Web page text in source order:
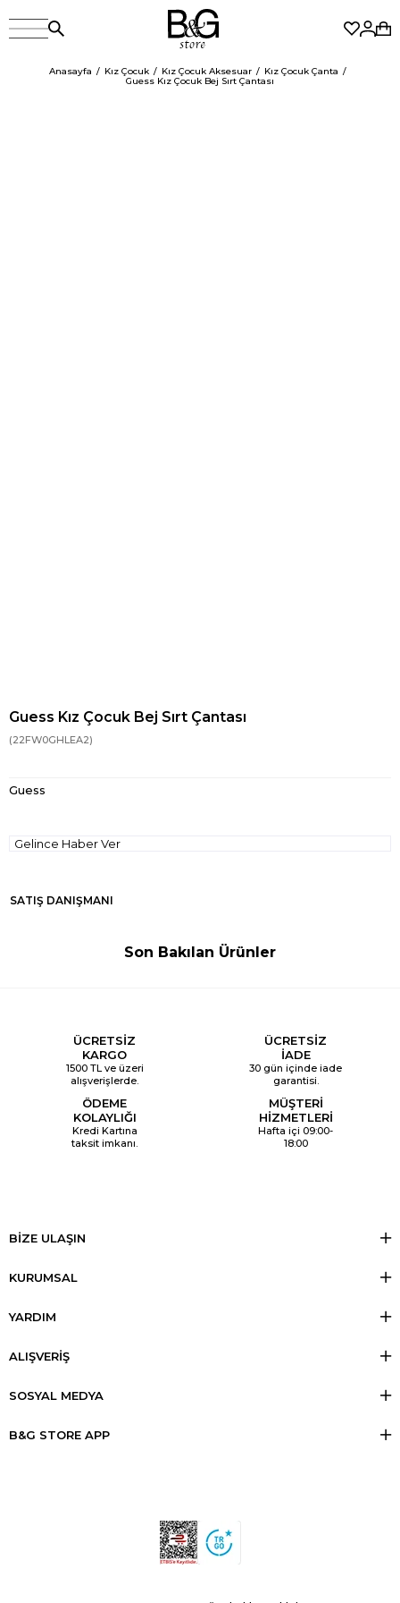
Anasayfa Kız Çocuk Kız Çocuk Aksesuar
Kız Çocuk Çanta
Guess Kız Çocuk Bej Sırt Çantası
Guess Kız Çocuk Bej Sırt Çantası
(22FW0GHLEA2)
Guess
Gelince Haber Ver
SATIŞ DANIŞMANI
Son Bakılan Ürünler
ÜCRETSİZ
KARGO
1500 TL ve üzeri
alışverişlerde.
ÜCRETSİZ
İADE
30 gün içinde iade
garantisi.
ÖDEME
KOLAYLIĞI
Kredi Kartına
taksit imkanı.
MÜŞTERİ
HİZMETLERİ
Hafta içi 09:00-
18:00
BİZE ULAŞIN
KURUMSAL
YARDIM
ALIŞVERİŞ
SOSYAL MEDYA
B&G STORE APP